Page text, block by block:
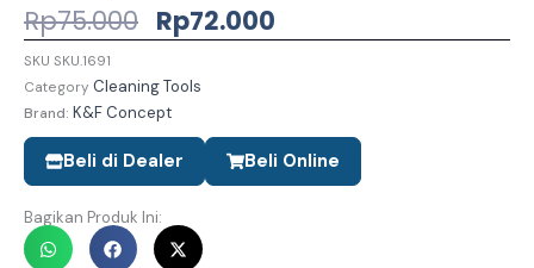
Rp75.000 Harga
Aslinya
Adalah:
Rp75.000.
Rp72.000
Saat
Rp72.000.
SKU SKU.1691
Category Cleaning Tools
Brand: K&F Concept
Beli di Dealer Beli Online
Bagikan Produk Ini: